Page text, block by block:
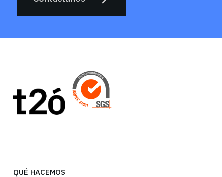
QUÉ HACEMOS